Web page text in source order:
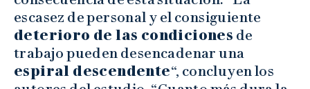
escasez de personal y el consiguiente
deterioro de las condiciones de
trabajo pueden desencadenar una
espiral descendente“, concluyen los